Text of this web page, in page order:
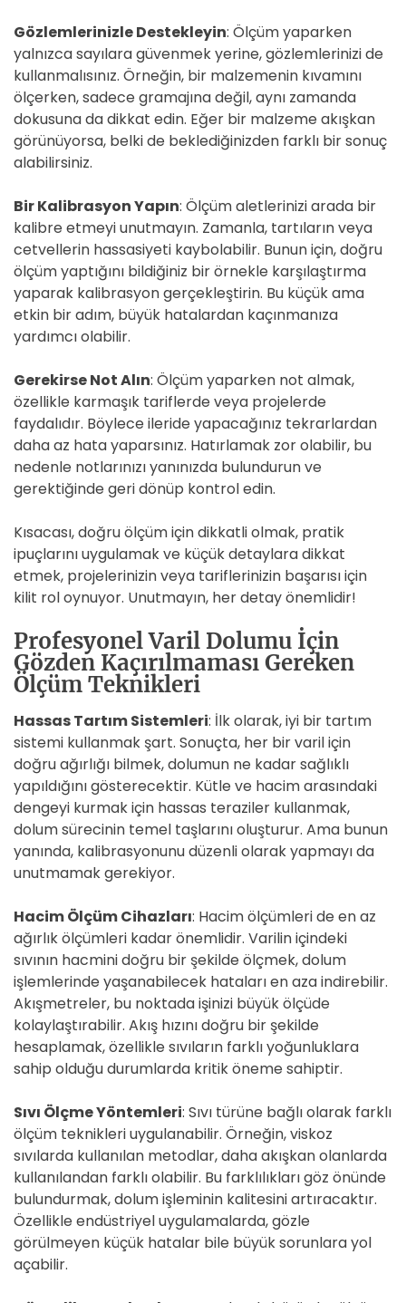
Gözlemlerinizle Destekleyin: Ölçüm yaparken
yalnızca sayılara güvenmek yerine, gözlemlerinizi de
kullanmalısınız. Örneğin, bir malzemenin kıvamını
ölçerken, sadece gramajına değil, aynı zamanda
dokusuna da dikkat edin. Eğer bir malzeme akışkan
görünüyorsa, belki de beklediğinizden farklı bir sonuç
alabilirsiniz.
Bir Kalibrasyon Yapın: Ölçüm aletlerinizi arada bir
kalibre etmeyi unutmayın. Zamanla, tartıların veya
cetvellerin hassasiyeti kaybolabilir. Bunun için, doğru
ölçüm yaptığını bildiğiniz bir örnekle karşılaştırma
yaparak kalibrasyon gerçekleştirin. Bu küçük ama
etkin bir adım, büyük hatalardan kaçınmanıza
yardımcı olabilir.
Gerekirse Not Alın: Ölçüm yaparken not almak,
özellikle karmaşık tariflerde veya projelerde
faydalıdır. Böylece ileride yapacağınız tekrarlardan
daha az hata yaparsınız. Hatırlamak zor olabilir, bu
nedenle notlarınızı yanınızda bulundurun ve
gerektiğinde geri dönüp kontrol edin.
Kısacası, doğru ölçüm için dikkatli olmak, pratik
ipuçlarını uygulamak ve küçük detaylara dikkat
etmek, projelerinizin veya tariflerinizin başarısı için
kilit rol oynuyor. Unutmayın, her detay önemlidir!
Profesyonel Varil Dolumu İçin
Gözden Kaçırılmaması Gereken
Ölçüm Teknikleri
Hassas Tartım Sistemleri: İlk olarak, iyi bir tartım
sistemi kullanmak şart. Sonuçta, her bir varil için
doğru ağırlığı bilmek, dolumun ne kadar sağlıklı
yapıldığını gösterecektir. Kütle ve hacim arasındaki
dengeyi kurmak için hassas teraziler kullanmak,
dolum sürecinin temel taşlarını oluşturur. Ama bunun
yanında, kalibrasyonunu düzenli olarak yapmayı da
unutmamak gerekiyor.
Hacim Ölçüm Cihazları: Hacim ölçümleri de en az
ağırlık ölçümleri kadar önemlidir. Varilin içindeki
sıvının hacmini doğru bir şekilde ölçmek, dolum
işlemlerinde yaşanabilecek hataları en aza indirebilir.
Akışmetreler, bu noktada işinizi büyük ölçüde
kolaylaştırabilir. Akış hızını doğru bir şekilde
hesaplamak, özellikle sıvıların farklı yoğunluklara
sahip olduğu durumlarda kritik öneme sahiptir.
Sıvı Ölçme Yöntemleri: Sıvı türüne bağlı olarak farklı
ölçüm teknikleri uygulanabilir. Örneğin, viskoz
sıvılarda kullanılan metodlar, daha akışkan olanlarda
kullanılandan farklı olabilir. Bu farklılıkları göz önünde
bulundurmak, dolum işleminin kalitesini artıracaktır.
Özellikle endüstriyel uygulamalarda, gözle
görülmeyen küçük hatalar bile büyük sorunlara yol
açabilir.